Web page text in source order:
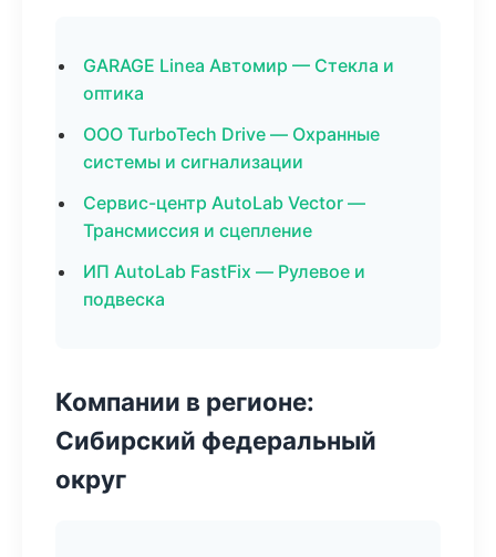
GARAGE Linea Автомир — Стекла и
оптика
ООО TurboTech Drive — Охранные
системы и сигнализации
Сервис-центр AutoLab Vector —
Трансмиссия и сцепление
ИП AutoLab FastFix — Рулевое и
подвеска
Компании в регионе:
Сибирский федеральный
округ